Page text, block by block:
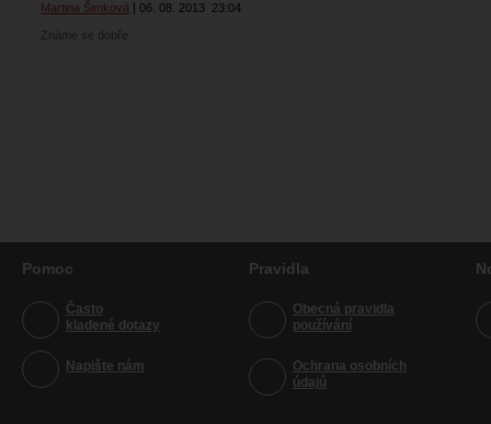
Martina Šimková 06. 08. 2013 23:04
Známe se dobře
Pomoc
Často
kladené dotazy
Napište nám
Pravidla
Obecná pravidla
používání
Ochrana osobních
údajů